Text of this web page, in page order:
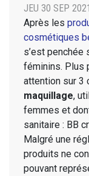
JEU 30 SEP 2021
Après les
cosmétiques
s’est
féminins. Plus
attention sur 3
maquillage,
femmes et
sanitaire : BB
Malgré une
produits ne
pouvant